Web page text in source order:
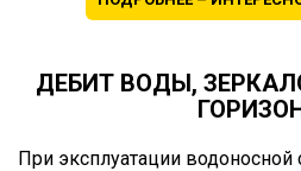
ДЕБИТ ВОДЫ,
При эксплуатации